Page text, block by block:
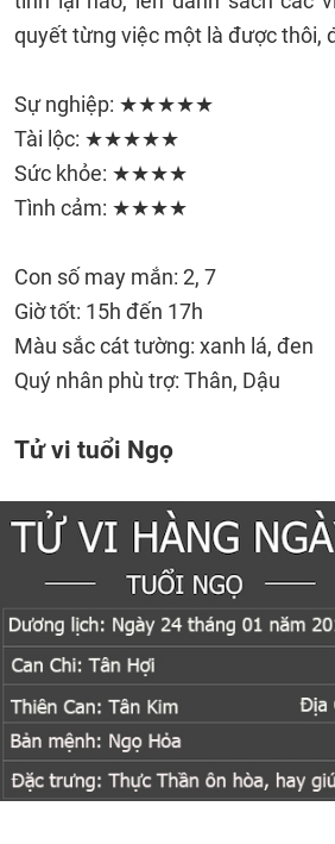
quyết từng việc một là được thôi,
Sự nghiệp: ★★★★★
Tài lộc: ★★★★★
Sức khỏe: ★★★★
Tình cảm: ★★★★
Con số may mắn: 2, 7
Giờ tốt: 15h đến 17h
Màu sắc cát tường: xanh lá, đen
Quý nhân phù trợ: Thân, Dậu
Tử vi tuổi Ngọ